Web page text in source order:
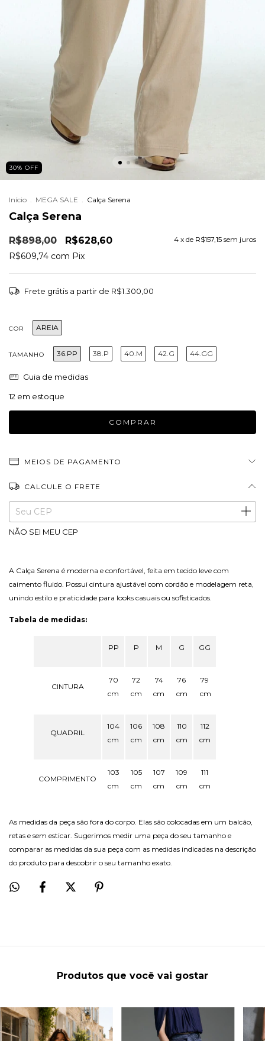
30% OFF
Início . MEGA SALE . Calça Serena
Calça Serena
R$898,00 R$628,60 4 x de R$157,15 sem juros
R$609,74 com Pix
Frete grátis a partir de R$1.300,00
COR AREIA
TAMANHO 36.PP 38.P 40.M 42.G 44.GG
Guia de medidas
12 em estoque
MEIOS DE PAGAMENTO
CALCULE O FRETE
Entregas para o CEP: ALTERAR CEP
NÃO SEI MEU CEP
A Calça Serena é moderna e confortável, feita em tecido leve com
caimento fluido. Possui cintura ajustável com cordão e modelagem reta,
unindo estilo e praticidade para looks casuais ou sofisticados.
Tabela de medidas:
PP P M G GG
CINTURA
70
cm
72
cm
74
cm
76
cm
79
cm
QUADRIL
104
cm
106
cm
108
cm
110
cm
112
cm
COMPRIMENTO
103
cm
105
cm
107
cm
109
cm
111
cm
As medidas da peça são fora do corpo. Elas são colocadas em um balcão,
retas e sem esticar. Sugerimos medir uma peça do seu tamanho e
comparar as medidas da sua peça com as medidas indicadas na descrição
do produto para descobrir o seu tamanho exato.
Produtos que você vai gostar